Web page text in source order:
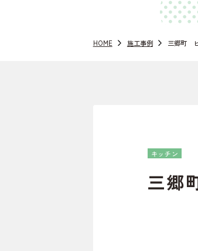
HOME 施工事例 三郷町
キッチン
三郷